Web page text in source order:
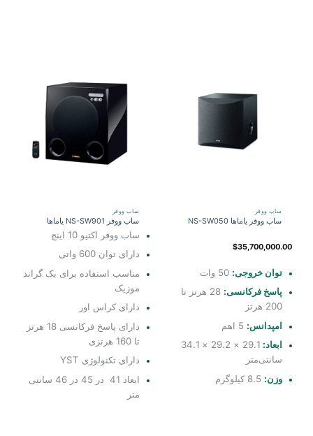
ساب ووفر
ساب ووفر یاماها NS-SW050
$35,700,000.00
توان خروجی:50 وات
پاسخ فرکانسی:
28 هرتز تا
200 هرتز
امپدانس:5 اهم
ابعاد:
29.1 × 29.2 × 34.1
سانتی‌متر
وزن:8.5 کیلوگرم
ساب ووفر
ساب ووفر NS-SW901 یاماها
ساب ووفر اکتیو 10 اینچ
دارای توان 600 واتی
مناسب استفاده برای بک گراند
موزیک
دارای کراس اور
دارای پاسخ فرکانسی 18 هرتز
تا 160 هرتزی
دارای تکنولوژی YST
ابعاد 41 در 45 در 46 سانتی
متر